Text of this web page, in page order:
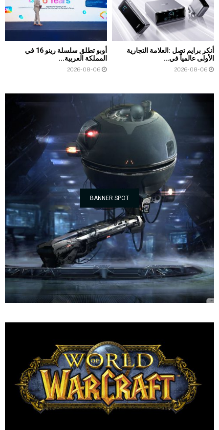
أنكر برايم تصل :العلامة التجارية
الأولى عالمياً في...
2026-08-06
أوبو تطلق سلسلة رينو 16 في
المملكة العربية...
2026-08-06
BANNER SPOT